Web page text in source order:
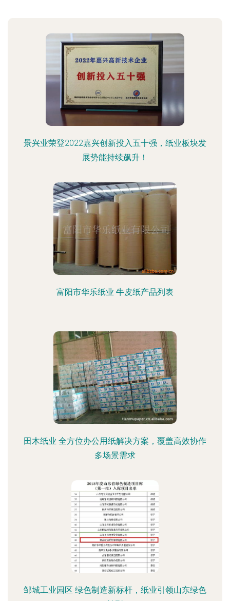
景兴业荣登2022嘉兴创新投入五十强，纸业板块发
展势能持续飙升！
富阳市华乐纸业 牛皮纸产品列表
田木纸业 全方位办公用纸解决方案，覆盖高效协作
多场景需求
邹城工业园区 绿色制造新标杆，纸业引领山东绿色